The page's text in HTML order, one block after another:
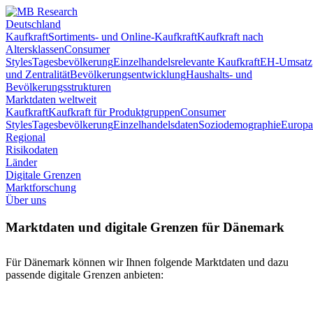
Deutschland
KaufkraftSortiments- und Online-KaufkraftKaufkraft nach
AltersklassenConsumer
StylesTagesbevölkerungEinzelhandelsrelevante KaufkraftEH-Umsatz
und ZentralitätBevölkerungsentwicklungHaushalts- und
Bevölkerungsstrukturen
Marktdaten weltweit
KaufkraftKaufkraft für ProduktgruppenConsumer
StylesTagesbevölkerungEinzelhandelsdatenSoziodemographieEuropa
Regional
Risikodaten
Länder
Digitale Grenzen
Marktforschung
Über uns
Marktdaten und digitale Grenzen für Dänemark
Für Dänemark können wir Ihnen folgende Marktdaten und dazu
passende digitale Grenzen anbieten: